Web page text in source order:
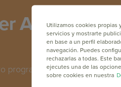
Academy:
programa de formación en
los máximos
Utilizamos cookies propias
servicios y mostrarte
en base a un perfil
navegación. Puedes
rechazarlas a todas. Este
ejecutes una de las
sobre cookies en nuestra